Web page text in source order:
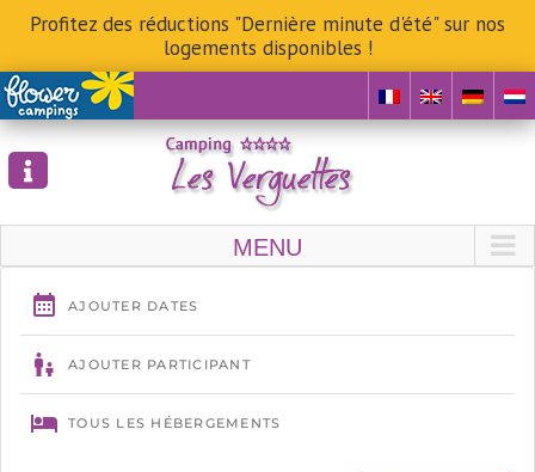
Profitez des réductions "Dernière minute d'été" sur nos
logements disponibles !
Skip
to
content